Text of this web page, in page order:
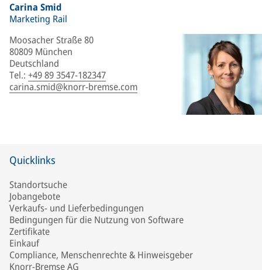
Carina Smid
Marketing Rail
Moosacher Straße 80
80809 München
Deutschland
Tel.: +49 89 3547-182347
carina.smid@knorr-bremse.com
Quicklinks
Standortsuche
Jobangebote
Verkaufs- und Lieferbedingungen
Bedingungen für die Nutzung von Software
Zertifikate
Einkauf
Compliance, Menschenrechte & Hinweisgeber
Knorr-Bremse AG